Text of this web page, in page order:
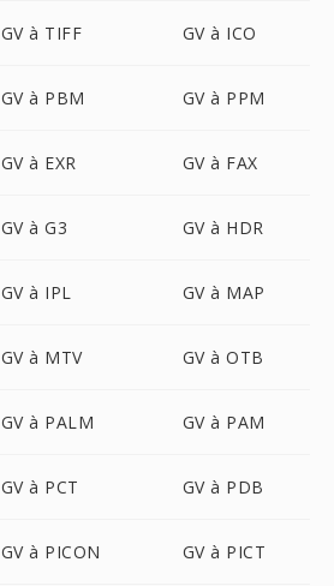
GV à TIFF GV à ICO
GV à PBM GV à PPM
GV à EXR GV à FAX
GV à G3 GV à HDR
GV à IPL GV à MAP
GV à MTV GV à OTB
GV à PALM GV à PAM
GV à PCT GV à PDB
GV à PICON GV à PICT